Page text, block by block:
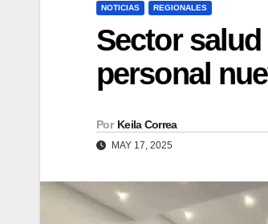
NOTICIAS REGIONALES
Sector
personal
Por Keila Correa
MAY 17, 2025